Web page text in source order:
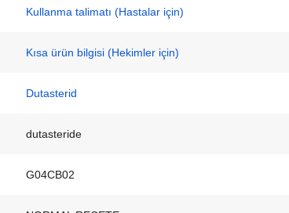
Kullanma talimatı (Hastalar için)
Kısa ürün bilgisi (Hekimler için)
Dutasterid
dutasteride
G04CB02